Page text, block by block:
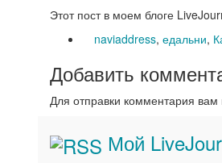
Этот пост в моем блоге
naviaddress, едальни,
Добавить
Для отправки комментария
Мой